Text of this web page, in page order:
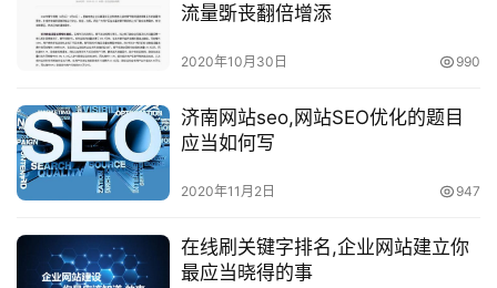
流量斲丧翻倍增添
2020年10月30日 990
济南网站seo,网站SEO优化的题目
应当如何写
2020年11月2日 947
在线刷关键字排名,企业网站建立你
最应当晓得的事